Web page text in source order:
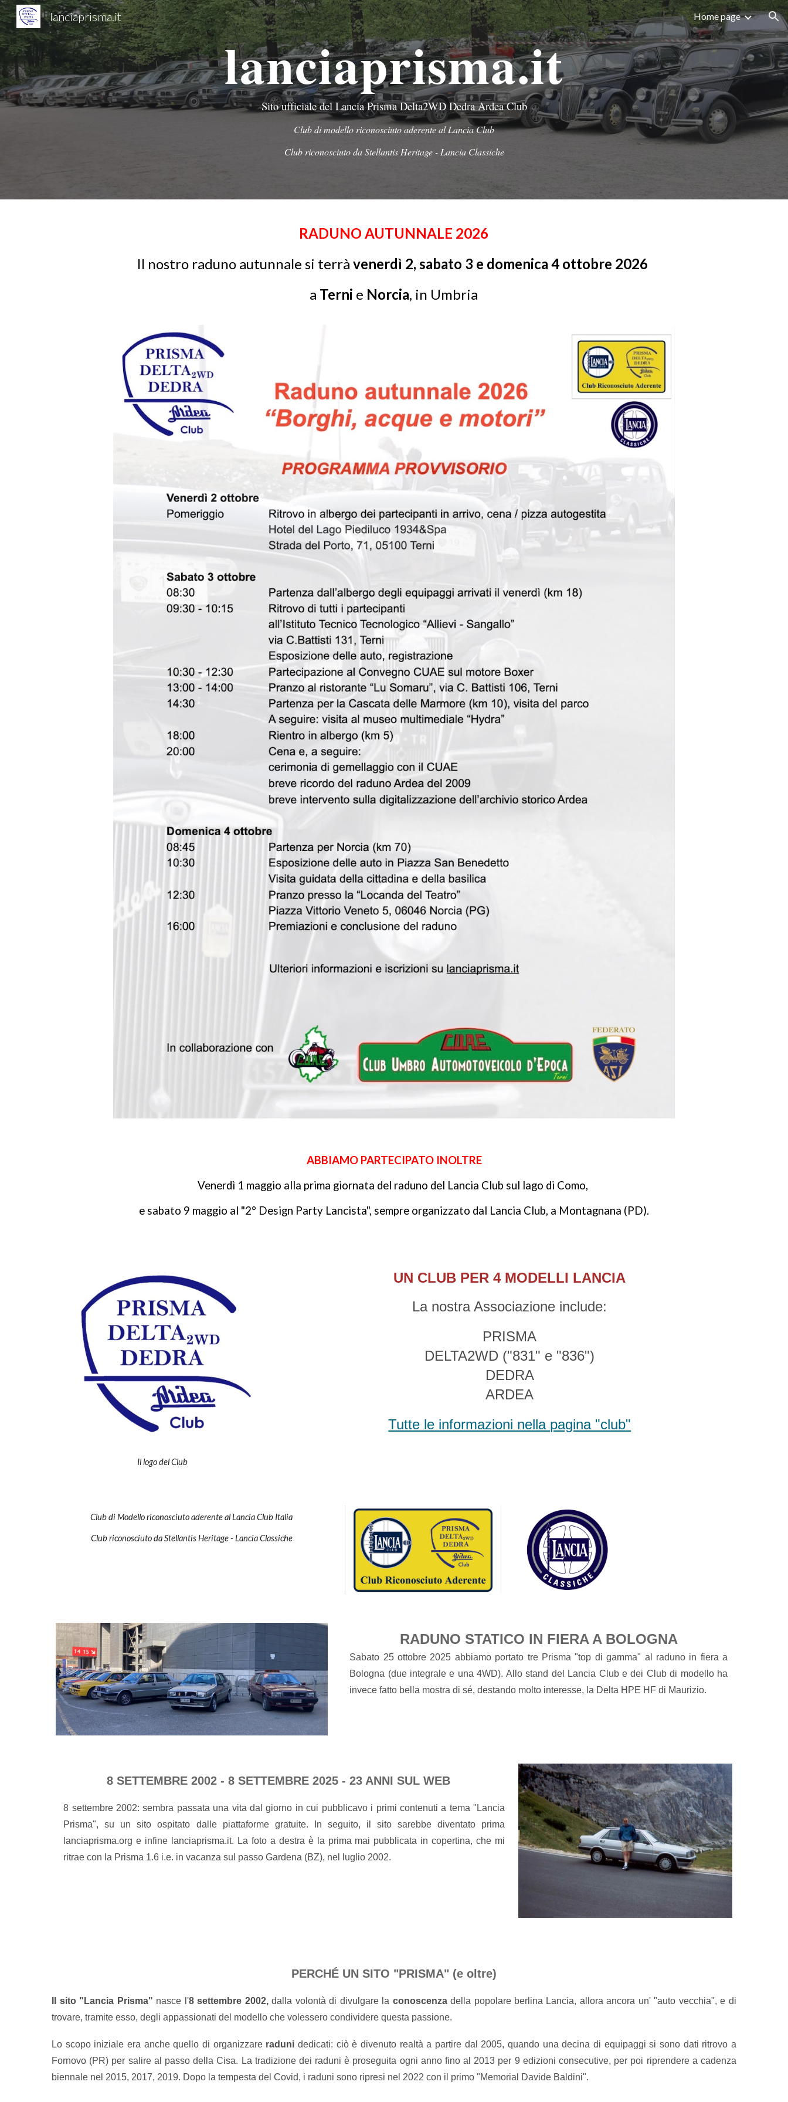
Skip to main content Skip to navigation
lanciaprisma.it Home page
lanciaprisma.it
Sito ufficiale del Lancia Prisma Delta2WD Dedra Ardea Club
Club di modello riconosciuto aderente al Lancia Club
Club riconosciuto da Stellantis Heritage - Lancia Classiche
RADUNO AUTUNNALE 2026
Il nostro raduno autunnale si terràvenerdì 2, sabato 3 e domenica 4 ottobre 2026
a Terni e Norcia, in Umbria
ABBIAMO PARTECIPATO INOLTRE
Venerdì 1 maggio alla prima giornata del raduno del Lancia Club sul lago di Como,
e sabato 9 maggio al "2° Design Party Lancista", sempre organizzato dal Lancia Club, a Montagnana (PD).
Il logo del Club
UN CLUB PER 4 MODELLI LANCIA
La nostra Associazione include:
PRISMA
DELTA2WD ("831" e "836")
DEDRA
ARDEA
Tutte le informazioni nella pagina "club"
Club di Modello riconosciuto aderente al Lancia Club Italia
Club riconosciuto da Stellantis Heritage - Lancia Classiche
RADUNO STATICO IN FIERA A BOLOGNA
Sabato 25 ottobre 2025 abbiamo portato tre Prisma "top di gamma" al raduno in fiera a
Bologna (due integrale e una 4WD). Allo stand del Lancia Club e dei Club di modello ha
invece fatto bella mostra di sé, destando molto interesse, la Delta HPE HF di Maurizio.
8 SETTEMBRE 2002 - 8 SETTEMBRE 2025 - 23 ANNI SUL WEB
8 settembre 2002: sembra passata una vita dal giorno in cui pubblicavo i primi contenuti a tema "Lancia
Prisma", su un sito ospitato dalle piattaforme gratuite. In seguito, il sito sarebbe diventato prima
lanciaprisma.org e infine lanciaprisma.it. La foto a destra è la prima mai pubblicata in copertina, che mi
ritrae con la Prisma 1.6 i.e. in vacanza sul passo Gardena (BZ), nel luglio 2002.
PERCHÉ UN SITO "PRISMA" (e oltre)
Il sito "Lancia Prisma" nasce l'8 settembre 2002,dalla volontà di divulgare la conoscenzadella popolare berlina Lancia, allora ancora un' "auto vecchia", e di
trovare, tramite esso, degli appassionati del modello che volessero condividere questa passione.
Lo scopo iniziale era anche quello di organizzare raduni dedicati: ciò è divenuto realtà a partire dal 2005, quando una decina di equipaggi si sono dati ritrovo a
Fornovo (PR) per salire al passo della Cisa. La tradizione dei raduni è proseguita ogni anno fino al 2013 per 9 edizioni consecutive, per poi riprendere a cadenza
biennale nel 2015, 2017, 2019. Dopo la tempesta del Covid, i raduni sono ripresi nel 2022 con il primo "Memorial Davide Baldini".